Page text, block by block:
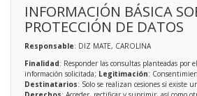
INFORMACIÓN BÁSICA
PROTECCIÓN DE DATOS
Responsable: DIZ MATE, CAROLINA
Finalidad: Responder las consultas planteadas por
información solicitada; Legitimación:
Destinatarios: Solo se realizan cesiones si existe